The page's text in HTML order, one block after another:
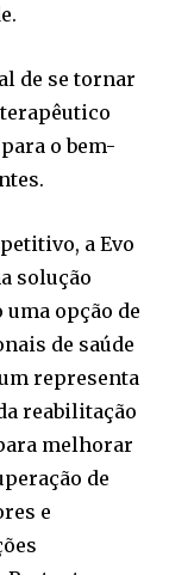
de se tornar
o bem-
a Evo
solução
opção de
de saúde
representa
reabilitação
melhorar
de
e